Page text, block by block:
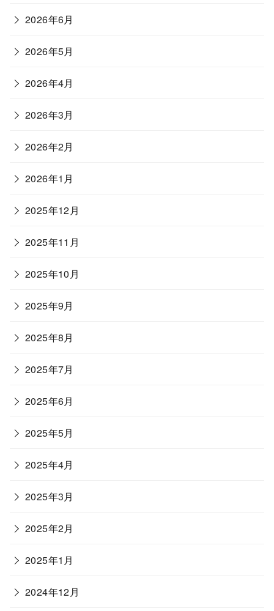
2026年6月
2026年5月
2026年4月
2026年3月
2026年2月
2026年1月
2025年12月
2025年11月
2025年10月
2025年9月
2025年8月
2025年7月
2025年6月
2025年5月
2025年4月
2025年3月
2025年2月
2025年1月
2024年12月